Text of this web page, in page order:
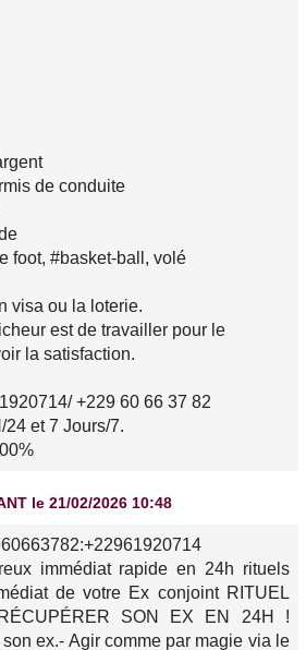
de conduite
foot, #basket-ball, volé
visa ou la loterie.
est de travailler pour le
la satisfaction.
+229 60 66 37 82
et 7 Jours/7.
le 21/02/2026 10:48
immédiat rapide en 24h rituels
de votre Ex conjoint RITUEL
SON EX EN 24H !
ex.- Agir comme par magie via le